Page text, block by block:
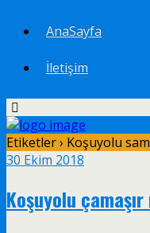
AnaSayfa
İletişim
Etiketler › Koşuyolu
30 Ekim 2018
Koşuyolu